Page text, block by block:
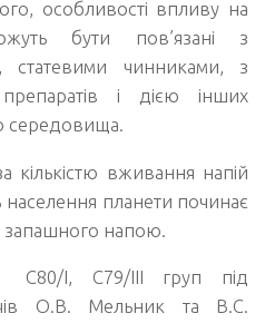
особливості впливу на
бути пов’язані з
статевими чинниками, з
і дією інших
середовища.
кількістю вживання напій
планети починає
запашного напою.
І, С79/ІІІ груп під
О.В. Мельник та В.С.